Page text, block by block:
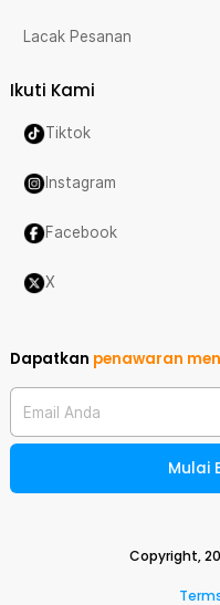
Lacak Pesanan
Ikuti Kami
Tiktok
Instagram
Facebook
X
Dapatkan penawaran
Email Anda
Mulai
Copyright,